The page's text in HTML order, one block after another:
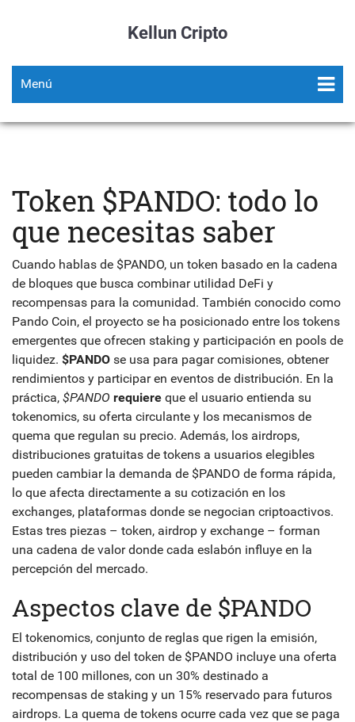
Kellun Cripto
Menú
Token $PANDO: todo lo
que necesitas saber
Cuando hablas de $PANDO, un token basado en la cadena
de bloques que busca combinar utilidad DeFi y
recompensas para la comunidad. También conocido como
Pando Coin, el proyecto se ha posicionado entre los tokens
emergentes que ofrecen staking y participación en pools de
liquidez. $PANDO se usa para pagar comisiones, obtener
rendimientos y participar en eventos de distribución. En la
práctica, $PANDO requiere que el usuario entienda su
tokenomics, su oferta circulante y los mecanismos de
quema que regulan su precio. Además, los airdrops,
distribuciones gratuitas de tokens a usuarios elegibles
pueden cambiar la demanda de $PANDO de forma rápida,
lo que afecta directamente a su cotización en los
exchanges, plataformas donde se negocian criptoactivos.
Estas tres piezas – token, airdrop y exchange – forman
una cadena de valor donde cada eslabón influye en la
percepción del mercado.
Aspectos clave de $PANDO
El tokenomics, conjunto de reglas que rigen la emisión,
distribución y uso del token de $PANDO incluye una oferta
total de 100 millones, con un 30% destinado a
recompensas de staking y un 15% reservado para futuros
airdrops. La quema de tokens ocurre cada vez que se paga